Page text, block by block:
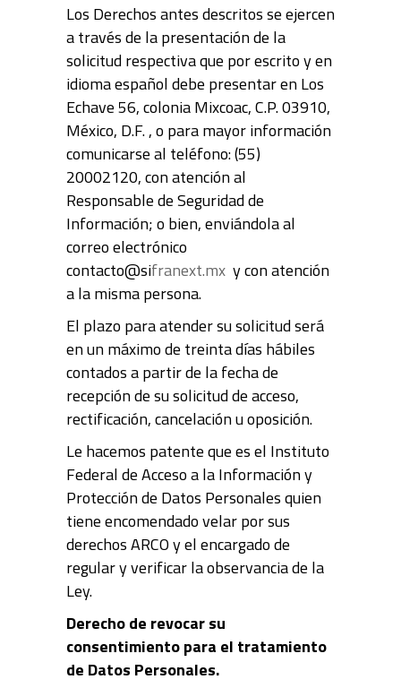
Los Derechos antes descritos se ejercen
a través de la presentación de la
solicitud respectiva que por escrito y en
idioma español debe presentar en Los
Echave 56, colonia Mixcoac, C.P. 03910,
México, D.F. , o para mayor información
comunicarse al teléfono: (55)
20002120, con atención al
Responsable de Seguridad de
Información; o bien, enviándola al
correo electrónico
contacto@sifranext.mx y con atención
a la misma persona.
El plazo para atender su solicitud será
en un máximo de treinta días hábiles
contados a partir de la fecha de
recepción de su solicitud de acceso,
rectificación, cancelación u oposición.
Le hacemos patente que es el Instituto
Federal de Acceso a la Información y
Protección de Datos Personales quien
tiene encomendado velar por sus
derechos ARCO y el encargado de
regular y verificar la observancia de la
Ley.
Derecho de revocar su
consentimiento para el tratamiento
de Datos Personales.